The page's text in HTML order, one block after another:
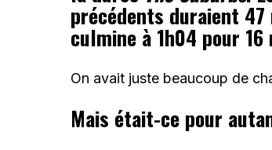
précédents duraient 47
culmine à 1h04 pour 16
On avait juste beaucoup de
Mais était-ce pour